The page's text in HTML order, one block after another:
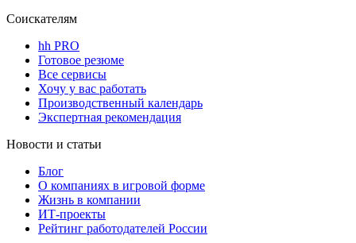
Соискателям
hh PRO
Готовое резюме
Все сервисы
Хочу у вас работать
Производственный календарь
Экспертная рекомендация
Новости и статьи
Блог
О компаниях в игровой форме
Жизнь в компании
ИТ-проекты
Рейтинг работодателей России